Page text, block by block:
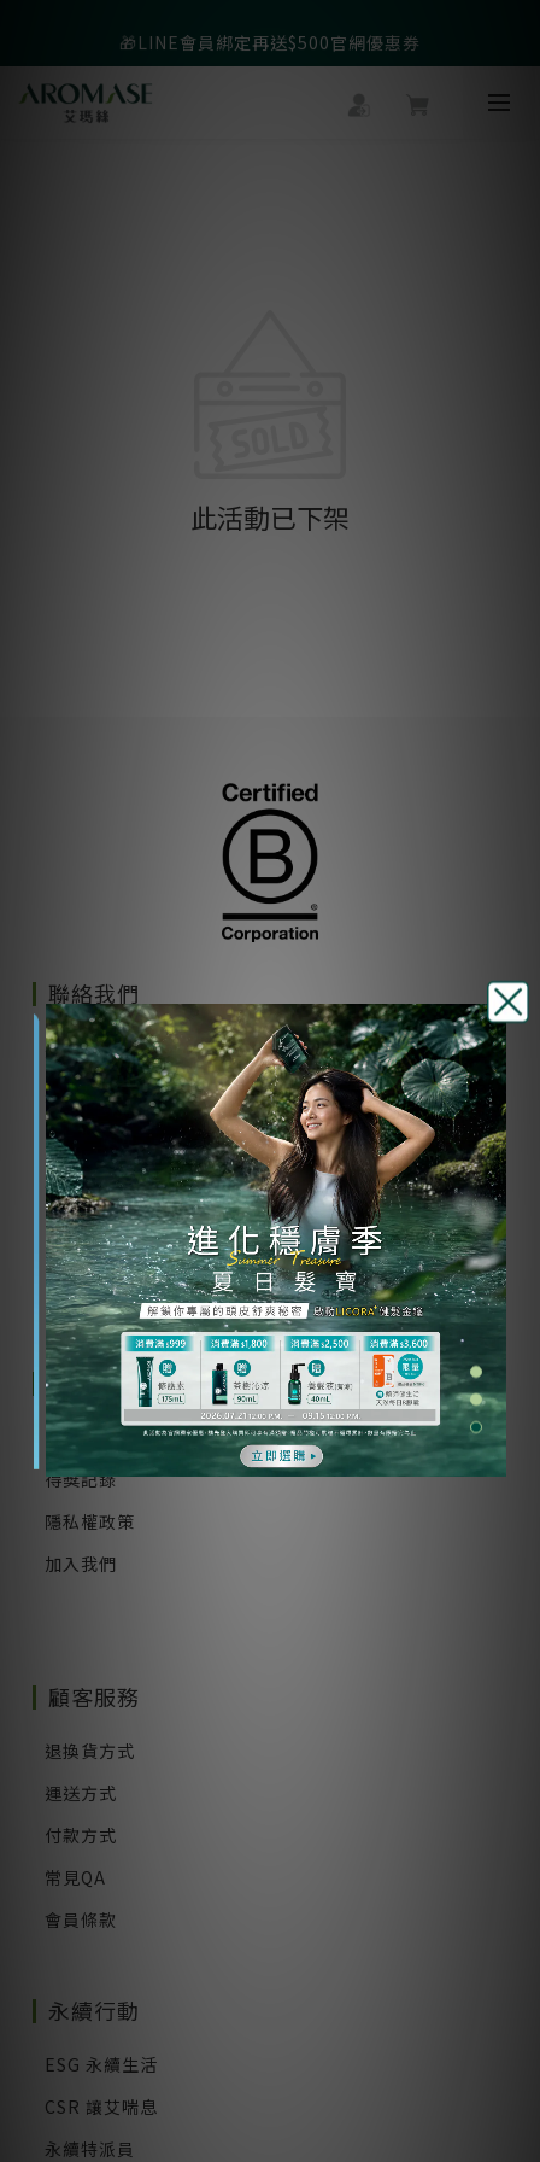
父親節爸氣寵愛👔暖心組合限時優惠◤前往選購❤️◢
🎁LINE會員綁定再送$500官網優惠券
父親節爸氣寵愛👔暖心組合限時優惠◤前往選購❤️◢
此活動已下架
聯絡我們
週一至週四 9:00-17:00
週五 9:00-16:00
(例假日及國定假日除外)
客服專線：0800-000-085
手機請撥：02-8952-1810
留言問題
關於我們
實體通路 / 醫院診所
得獎記錄
隱私權政策
加入我們
顧客服務
退換貨方式
運送方式
付款方式
常見QA
會員條款
永續行動
ESG 永續生活
CSR 讓艾喘息
永續特派員